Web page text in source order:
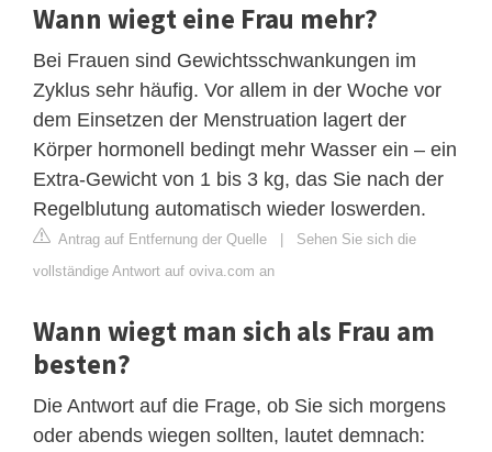
Wann wiegt eine Frau mehr?
Bei Frauen sind Gewichtsschwankungen im
Zyklus sehr häufig. Vor allem in der Woche vor
dem Einsetzen der Menstruation lagert der
Körper hormonell bedingt mehr Wasser ein – ein
Extra-Gewicht von 1 bis 3 kg, das Sie nach der
Regelblutung automatisch wieder loswerden.
Antrag auf Entfernung der Quelle
Sehen Sie sich die
vollständige Antwort auf oviva.com an
Wann wiegt man sich als Frau am
besten?
Die Antwort auf die Frage, ob Sie sich morgens
oder abends wiegen sollten, lautet demnach: